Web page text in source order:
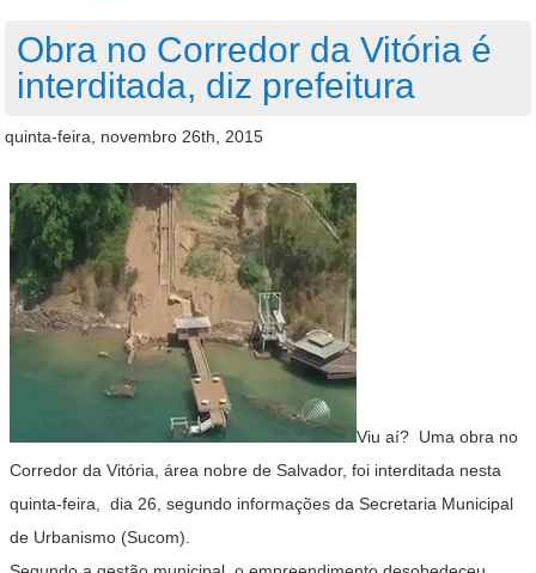
Obra no Corredor da Vitória é
interditada, diz prefeitura
quinta-feira, novembro 26th, 2015
Viu aí? Uma obra no
Corredor da Vitória, área nobre de Salvador, foi interditada nesta
quinta-feira, dia 26, segundo informações da Secretaria Municipal
de Urbanismo (Sucom).